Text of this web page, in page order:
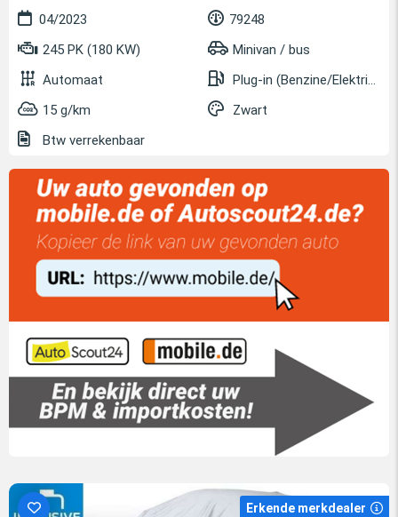
04/2023
79248
245 PK (180 KW)
Minivan / bus
Automaat
Plug-in (Benzine/Elektrisch)
15 g/km
Zwart
Btw verrekenbaar
Erkende merkdealer